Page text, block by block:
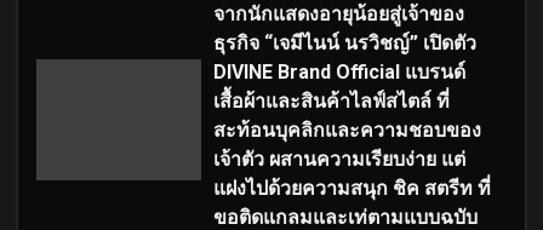
จากนักแสดงอายุน้อยสู่เจ้าของ
ธุรกิจ “เจมีไนน์ นรวิชญ์” เปิดตัว
DIVINE Brand Official แบรนด์
เสื้อผ้าและสินค้าไลฟ์สไตล์ ที่
สะท้อนบุคลิกและความชอบของ
เจ้าตัว ผสานความเรียบง่าย แต่
แฝงไปด้วยความสนุก ชิค สตรีท ที่
ขอติดแกลมและเท่ตามแบบฉบับ